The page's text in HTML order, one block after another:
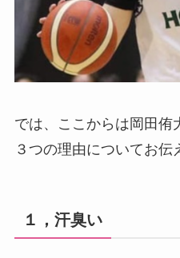
では、ここからは岡田侑
３つの理由についてお伝
１，汗臭い